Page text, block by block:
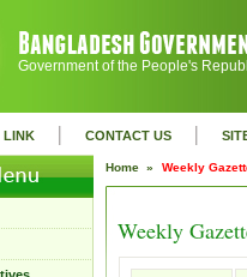
Government of the People's
LINK | CONTACT US |
Home » Weekly
Weekly